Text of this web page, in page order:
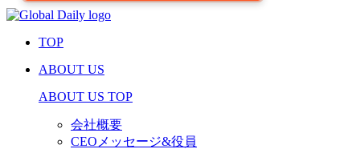
TOP
ABOUT US
ABOUT US TOP
会社概要
CEOメッセージ&役員